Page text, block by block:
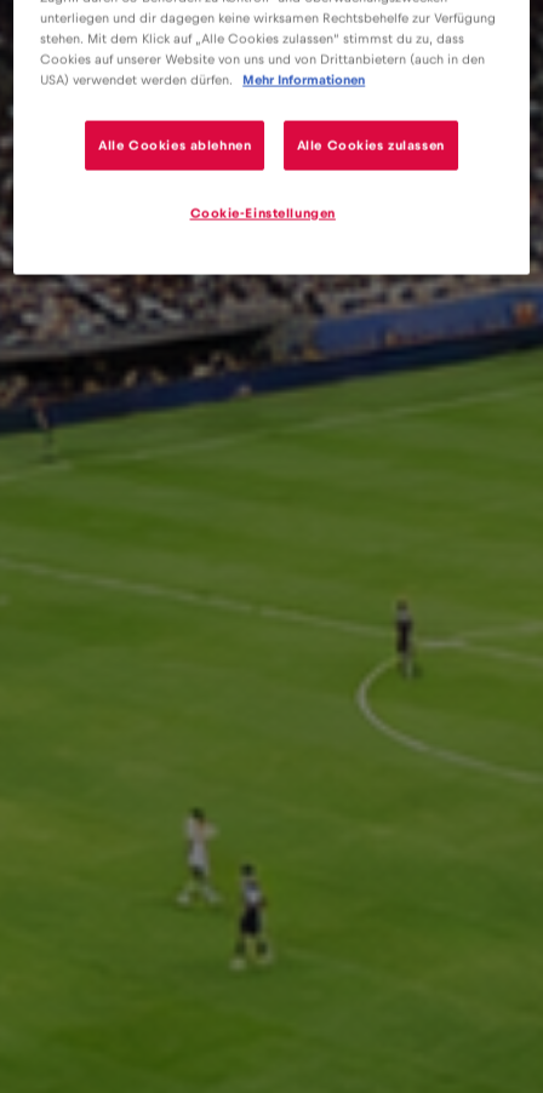
eSIM Blog
Torneo Internazionale di Calcio 2026 – Vancouver
unterliegen und dir dagegen keine wirksamen Rechtsbehelfe zur Verfügung
stehen. Mit dem Klick auf „Alle Cookies zulassen“ stimmst du zu, dass
Cookies auf unserer Website von uns und von Drittanbietern (auch in den
USA) verwendet werden dürfen.
Mehr Informationen
Alle Cookies ablehnen Alle Cookies zulassen
Cookie-Einstellungen